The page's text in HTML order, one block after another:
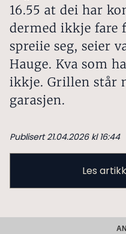
16.55 at dei har
dermed ikkje fare
spreiie seg, seier
Hauge. Kva som
ikkje. Grillen står
garasjen.
Publisert 21.04.2026 kl 16:44
Les